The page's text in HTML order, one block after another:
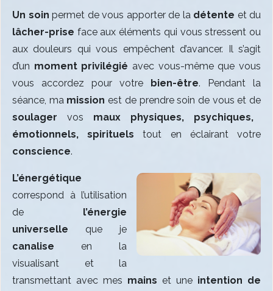
Un soin permet de vous apporter de la détente et du
lâcher-prise face aux éléments qui vous stressent ou
aux douleurs qui vous empêchent d’avancer. Il s’agit
d’un moment privilégié avec vous-même que vous
vous accordez pour votre bien-être. Pendant la
séance, ma mission est de prendre soin de vous et de
soulager vos maux physiques, psychiques,
émotionnels, spirituels tout en éclairant votre
conscience.
L’énergétique
correspond à l’utilisation
de l’énergie
universelle que je
canalise en la
visualisant et la
transmettant avec mes mains et une intention de